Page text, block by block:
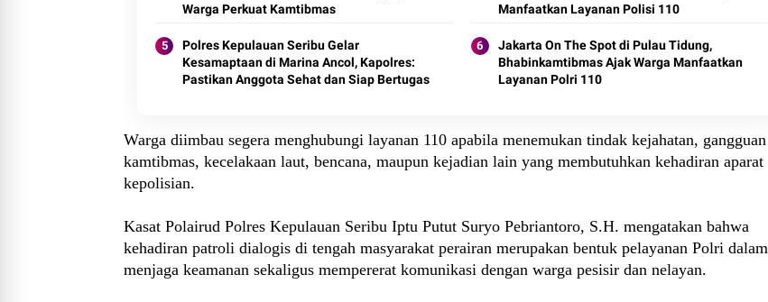
Warga Perkuat Kamtibmas
Manfaatkan Layanan Polisi 110
Polres Kepulauan Seribu Gelar
Kesamaptaan di Marina Ancol, Kapolres:
Pastikan Anggota Sehat dan Siap Bertugas
Jakarta On The Spot di Pulau Tidung,
Bhabinkamtibmas Ajak Warga Manfaatkan
Layanan Polri 110
Warga diimbau segera menghubungi layanan 110 apabila menemukan tindak kejahatan, gangguan
kamtibmas, kecelakaan laut, bencana, maupun kejadian lain yang membutuhkan kehadiran aparat
kepolisian.
Kasat Polairud Polres Kepulauan Seribu Iptu Putut Suryo Pebriantoro, S.H. mengatakan bahwa
kehadiran patroli dialogis di tengah masyarakat perairan merupakan bentuk pelayanan Polri dalam
menjaga keamanan sekaligus mempererat komunikasi dengan warga pesisir dan nelayan.